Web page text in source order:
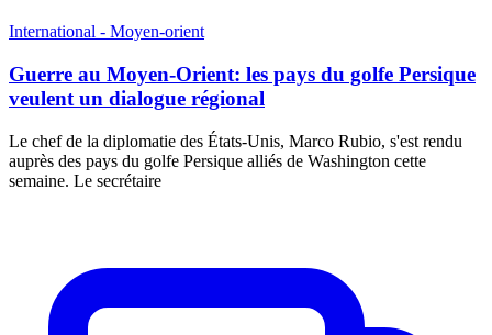
International - Moyen-orient
Guerre au Moyen-Orient: les pays du golfe Persique
veulent un dialogue régional
Le chef de la diplomatie des États-Unis, Marco Rubio, s'est rendu
auprès des pays du golfe Persique alliés de Washington cette
semaine. Le secrétaire